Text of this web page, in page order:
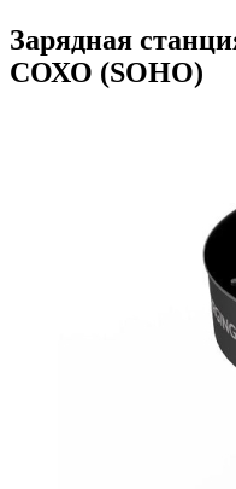
Зарядная
СОХО (SOHO)